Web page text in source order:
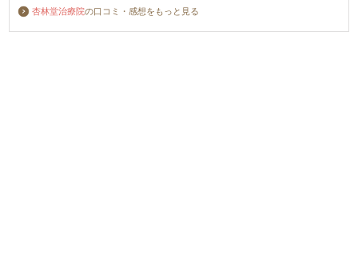
杏林堂治療院の口コミ・感想をもっと見る